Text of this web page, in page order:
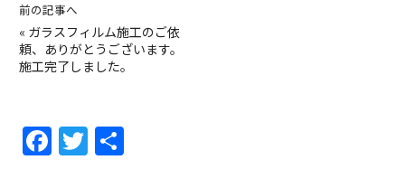
前の記事へ
« ガラスフィルム施工のご依
頼、ありがとうございます。
施工完了しました。
F
a
T
w